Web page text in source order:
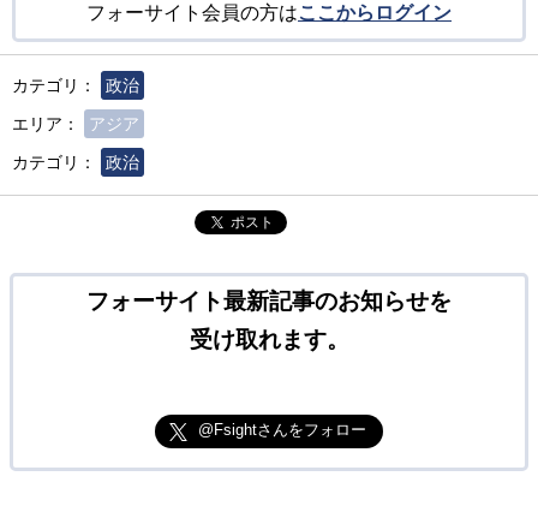
フォーサイト会員の方はここからログイン
カテゴリ：
政治
エリア：
アジア
カテゴリ：
政治
ポスト
フォーサイト最新記事のお知らせを
受け取れます。
@Fsightさんをフォロー